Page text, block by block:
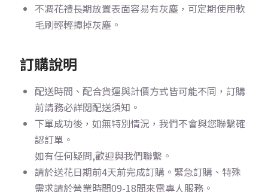
不凋花禮長期放置表面容易有灰塵，可定期使用軟
毛刷輕輕撢掉灰塵。
訂購說明
配送時間、配合貨運與計價方式皆可能不同，訂購
前請務必詳閱配送須知。
下單成功後，如無特別情況，我們不會與您聯繫確
認訂單。
如有任何疑問,歡迎與我們聯繫。
請於送花日期前4天前完成訂購。 緊急訂購、特殊
需求請於營業時間09-18間來電專人服務。